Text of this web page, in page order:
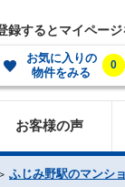
録するとマイページ
お気に入りの
物件をみる
0
お客様の声
ふじみ野駅のマンシ